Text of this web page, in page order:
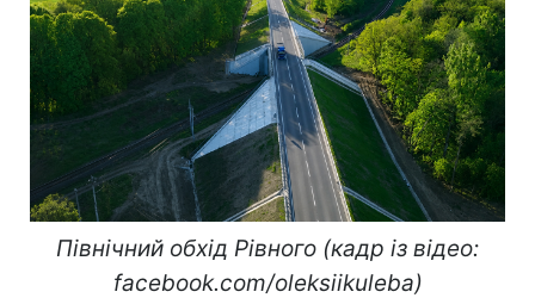
Північний обхід Рівного (кадр із відео:
facebook.com/oleksiikuleba)